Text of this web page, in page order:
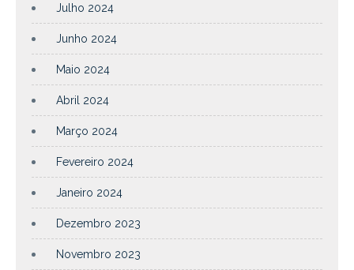
Julho 2024
Junho 2024
Maio 2024
Abril 2024
Março 2024
Fevereiro 2024
Janeiro 2024
Dezembro 2023
Novembro 2023